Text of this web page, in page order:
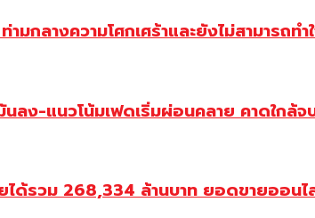
กลางความโศกเศร้าและยังไม่สามารถท
ลง-แนวโน้มเฟดเริ่มผ่อนคลาย คาดใกล้จ
รวม 268,334 ล้านบาท ยอดขายออนไ